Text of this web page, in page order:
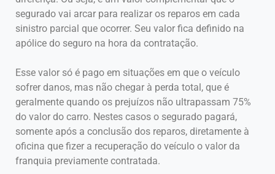
segurado vai arcar para realizar os reparos em cada
sinistro parcial que ocorrer. Seu valor fica definido na
apólice do seguro na hora da contratação.
Esse valor só é pago em situações em que o veículo
sofrer danos, mas não chegar à perda total, que é
geralmente quando os prejuízos não ultrapassam 75%
do valor do carro. Nestes casos o segurado pagará,
somente após a conclusão dos reparos, diretamente à
oficina que fizer a recuperação do veículo o valor da
franquia previamente contratada.